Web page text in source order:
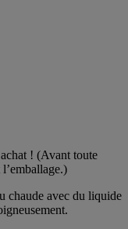
! (Avant toute
chaude avec du liquide